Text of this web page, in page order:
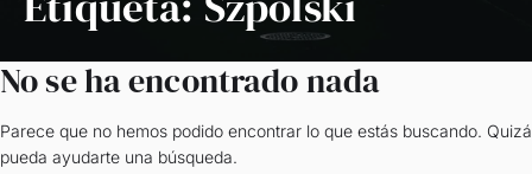
No se ha encontrado nada
Parece que no hemos podido encontrar lo que estás buscando. Quizá
pueda ayudarte una búsqueda.